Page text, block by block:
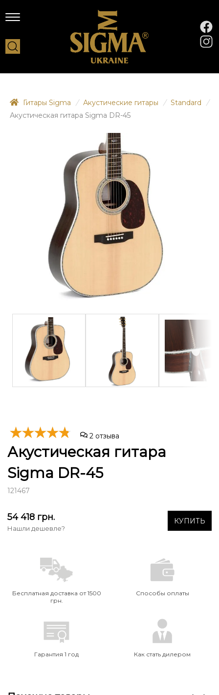
Гитары Sigma / Акустические гитары / Standard
/
Акустическая гитара Sigma DR-45
2 отзыва
Акустическая гитара
Sigma DR-45
121467
54 418 грн.
Нашли дешевле?
КУПИТЬ
Бесплатная доставка от 1500
грн.
Способы оплаты
Гарантия 1 год Как стать дилером